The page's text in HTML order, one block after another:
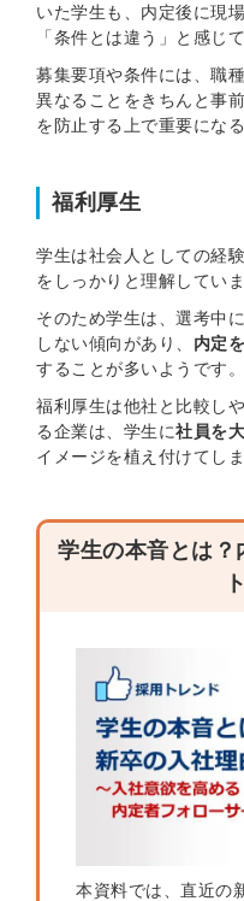
いた学生も、内定後に現
「条件とは違う」と感じ
募集要項や条件には、職
異なることをきちんと事
を防止する上で重要になる
福利厚生
学生は社会人としての経
をしっかりと理解していま
そのため学生は、選考中
しない傾向があり、 内定
することが多いようです。
福利厚生は他社と比較し
る企業は、学生に社員を
イメージを植え付けてしま
学生の本音とは？
本資料では、直近の